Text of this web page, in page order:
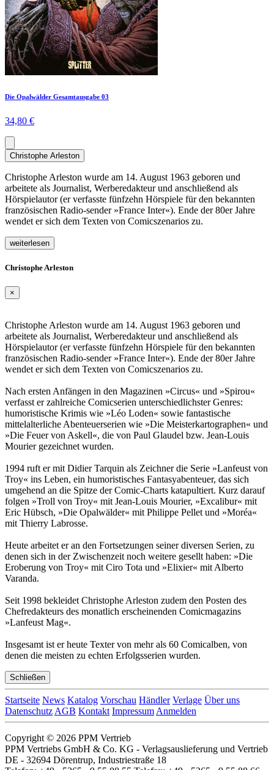
Die Opalwälder Gesamtausgabe 03
34,80 €
Christophe Arleston
Christophe Arleston wurde am 14. August 1963 geboren und
arbeitete als Journalist, Werberedakteur und anschließend als
Hörspielautor (er verfasste fünfzehn Hörspiele für den bekannten
französischen Radio-sender »France Inter«). Ende der 80er Jahre
wendet er sich dem Texten von Comicszenarios zu.
weiterlesen
Christophe Arleston
×
Christophe Arleston wurde am 14. August 1963 geboren und
arbeitete als Journalist, Werberedakteur und anschließend als
Hörspielautor (er verfasste fünfzehn Hörspiele für den bekannten
französischen Radio-sender »France Inter«). Ende der 80er Jahre
wendet er sich dem Texten von Comicszenarios zu.
Nach ersten Anfängen in den Magazinen »Circus« und »Spirou«
verfasst er zahlreiche Comicserien unterschiedlichster Genres:
humoristische Krimis wie »Léo Loden« sowie fantastische
mittelalterliche Abenteuerserien wie »Die Meisterkartographen« und
»Die Feuer von Askell«, die von Paul Glaudel bzw. Jean-Louis
Mourier gezeichnet wurden.
1994 ruft er mit Didier Tarquin als Zeichner die Serie »Lanfeust von
Troy« ins Leben, ein humoristisches Fantasyabenteuer, das sich
umgehend an die Spitze der Comic-Charts katapultiert. Kurz darauf
folgen »Troll von Troy« mit Jean-Louis Mourier, »Excalibur« mit
Eric Hübsch, »Die Opalwälder« mit Philippe Pellet und »Moréa«
mit Thierry Labrosse.
Heute arbeitet er an den Fortsetzungen seiner diversen Serien, zu
denen sich in der Zwischenzeit noch weitere gesellt haben: »Die
Eroberung von Troy« mit Ciro Tota und »Elixier« mit Alberto
Varanda.
Seit 1998 bekleidet Christophe Arleston zudem den Posten des
Chefredakteurs des monatlich erscheinenden Comicmagazins
»Lanfeust Mag«.
Insgesamt ist er heute Texter von mehr als 60 Comicalben, von
denen die meisten zu echten Erfolgsserien wurden.
Schließen
Startseite News Katalog Vorschau Händler Verlage Über uns
Datenschutz AGB Kontakt Impressum Anmelden
Copyright © 2026 PPM Vertrieb
PPM Vertriebs GmbH & Co. KG - Verlagsauslieferung und Vertrieb
DE - 32694 Dörentrup, Industriestraße 18